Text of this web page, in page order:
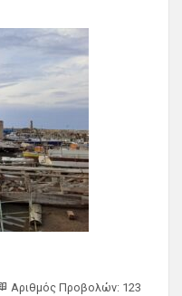
Αριθμός Προβολών: 123